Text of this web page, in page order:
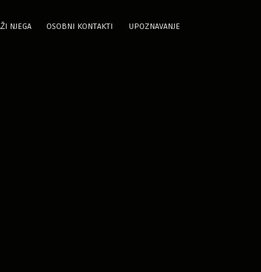
NJEGA OSOBNI KONTAKTI UPOZNAVANJE